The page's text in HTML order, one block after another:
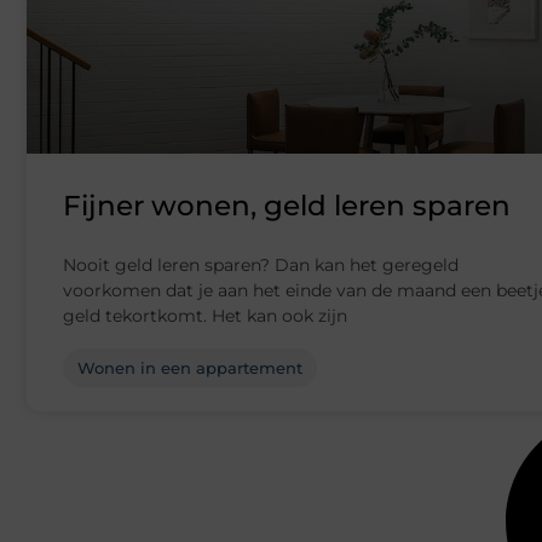
Fijner wonen, geld leren sparen
Nooit geld leren sparen? Dan kan het geregeld
voorkomen dat je aan het einde van de maand een
geld tekortkomt. Het kan ook zijn
Wonen in een appartement